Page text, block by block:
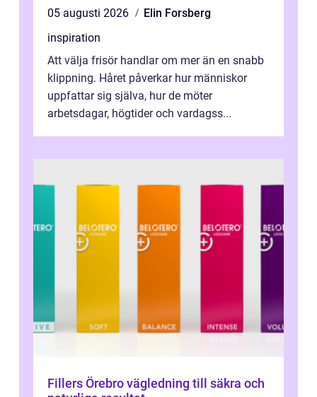
05 augusti 2026
Elin Forsberg
inspiration
Att välja frisör handlar om mer än en snabb
klippning. Håret påverkar hur människor
uppfattar sig själva, hur de möter
arbetsdagar, högtider och vardagss...
Fillers Örebro vägledning till säkra och